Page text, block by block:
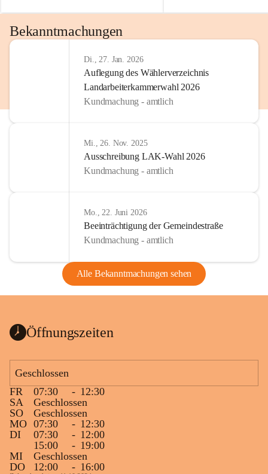
Bekanntmachungen
Di., 27. Jan. 2026
Auflegung des Wählerverzeichnis
Landarbeiterkammerwahl 2026
Kundmachung - amtlich
Mi., 26. Nov. 2025
Ausschreibung LAK-Wahl 2026
Kundmachung - amtlich
Mo., 22. Juni 2026
Beeinträchtigung der Gemeindestraße
Kundmachung - amtlich
Alle Bekanntmachungen sehen
Öffnungszeiten
Geschlossen
FR
07:30 - 12:30
SA
Geschlossen
SO
Geschlossen
MO 07:30 - 12:30
DI
07:30 - 12:00
15:00
- 19:00
MI
Geschlossen
DO
12:00 - 16:00